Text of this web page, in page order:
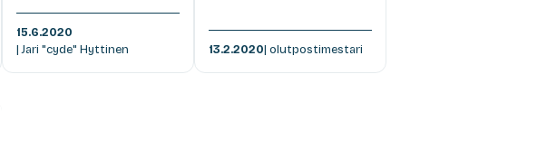
15.6.2020
| Jari "cyde" Hyttinen
13.2.2020| olutpostimestari